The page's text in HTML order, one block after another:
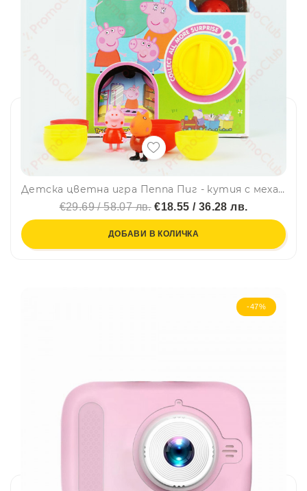
Детска цветна игра Пеппа Пиг - кутия с механизъм за изненада играчки в сфери 6688
€29.69 / 58.07 лв.€18.55 / 36.28 лв.
ДОБАВИ В КОЛИЧКА
-47%